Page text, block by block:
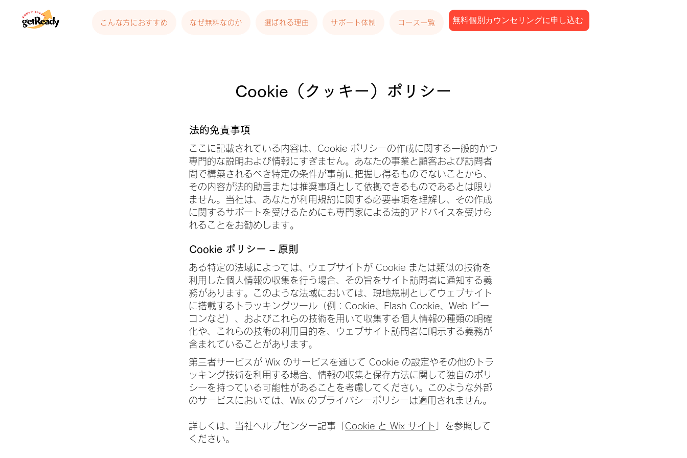
こんな方におすすめ なぜ無料なのか 選ばれる理由 サポート体制 コース一覧 無料個別カウンセリングに申し込む
Cookie（クッキー）ポリシー
法的免責事項
ここに記載されている内容は、Cookie ポリシーの作成に関する一般的かつ
専門的な説明および情報にすぎません。あなたの事業と顧客および訪問者
間で構築されるべき特定の条件が事前に把握し得るものでないことから、
その内容が法的助言または推奨事項として依拠できるものであるとは限り
ません。当社は、あなたが利用規約に関する必要事項を理解し、その作成
に関するサポートを受けるためにも専門家による法的アドバイスを受けら
れることをお勧めします。
Cookie ポリシー – 原則
ある特定の法域によっては、ウェブサイトが Cookie または類似の技術を
利用した個人情報の収集を行う場合、その旨をサイト訪問者に通知する義
務があります。このような法域においては、現地規制としてウェブサイト
に搭載するトラッキングツール（例：Cookie、Flash Cookie、Web ビー
コンなど）、およびこれらの技術を用いて収集する個人情報の種類の明確
化や、これらの技術の利用目的を、ウェブサイト訪問者に明示する義務が
含まれていることがあります。
第三者サービスが Wix のサービスを通じて Cookie の設定やその他のトラ
ッキング技術を利用する場合、情報の収集と保存方法に関して独自のポリ
シーを持っている可能性があることを考慮してください。このような外部
のサービスにおいては、Wix のプライバシーポリシーは適用されません。
詳しくは、当社ヘルプセンター記事「 Cookie と Wix サイト
」を参照して
ください。